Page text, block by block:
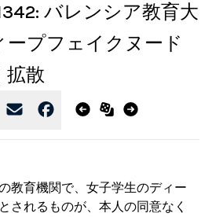
バレンシア教育大
ープフェイクヌード
拡散
教育機関で、女子学生のディー
されるものが、本人の同意なく